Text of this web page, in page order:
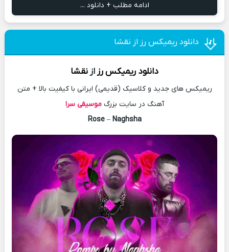
ادامه مطلب + دانلود ...
دانلود ریمیکس رز از نقشا
دانلود ریمیکسرزازنقشا
ریمیکس های جدید و کلاسیک (قدیمی) ایرانی با کیفیت بالا + متن
آهنگ در سایت بزرگموسیقی سرا
Rose– Naghsha